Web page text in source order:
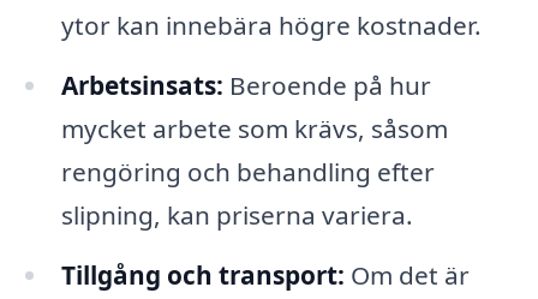
ytor kan innebära högre kostnader.
Arbetsinsats: Beroende på hur
mycket arbete som krävs, såsom
rengöring och behandling efter
slipning, kan priserna variera.
Tillgång och transport: Om det är